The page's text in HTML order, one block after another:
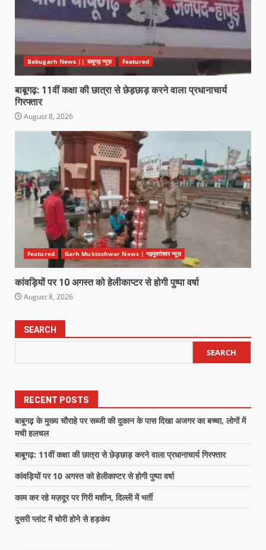
Babugarh News || बाबूगढ़ न्यूज़ Featured
बाबूगढ़: 11वीं कक्षा की छात्रा से छेड़छाड़ करने वाला प्रधानाचार्य
गिरफ्तार
August 8, 2026
Featured Garh Mukteshwar News | गढ़मुक्तेश्वर न्यूज़
कांवड़ियों पर 10 अगस्त को हेलीकाप्टर से होगी पुष्पा वर्षा
August 8, 2026
SEARCH
SEARCH
RECENT POSTS
बाबूगढ़ के मुख्य चौराहे पर सब्जी की दुकान के पास दिखा अजगर का बच्चा, लोगों में
मची हलचल
बाबूगढ़: 11वीं कक्षा की छात्रा से छेड़छाड़ करने वाला प्रधानाचार्य गिरफ्तार
कांवड़ियों पर 10 अगस्त को हेलीकाप्टर से होगी पुष्पा वर्षा
काम कर रहे मज़दूर पर गिरी मशीन, दिल्ली में भर्ती
दूसरी प्लांट में चोरी होने से हड़कंप